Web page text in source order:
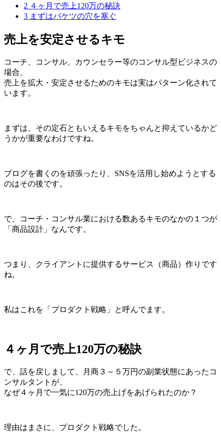
2 ４ヶ月で売上120万の秘訣
3 まずはバケツの穴を塞ぐ
売上を安定させるキモ
コーチ、コンサル、カウンセラー等のコンサル型ビジネスの
場合、
売上を拡大・安定させるためのキモは実はパターン化されて
います。
まずは、その定石ともいえるキモをちゃんと抑えているかど
うかが重要なわけですね。
ブログを書くのを頑張ったり、SNSを活用し始めようとする
のはその後です。
で、コーチ・コンサル業における数あるキモのなかの１つが
「商品設計」なんです。
つまり、クライアントに提供するサービス（商品）作りです
ね。
私はこれを「プロダクト戦略」と呼んでます。
４ヶ月で売上120万の秘訣
で、話を戻しまして、月商３～５万円の副業状態にあったコ
ンサルタントが、
なぜ４ヶ月で一気に120万の売上げをあげられたのか？
理由はまさに、プロダクト戦略でした。